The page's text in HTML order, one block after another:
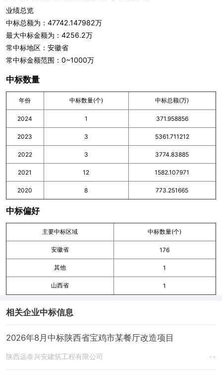
业绩总览
中标总额为：47742.147982万
最大中标金额为：4256.2万
常中标地区：安徽省
常中标金额范围：0~1000万
中标数量
年份 中标数量(个) 中标总额(万)
2024 1 371.958856
2023 3 5361.711212
2022 3 3774.83885
2021 12 1582.107971
2020 8 773.251665
中标偏好
主要中标区域 中标数量(个)
安徽省 176
其他 1
山西省 1
相关企业中标信息
2026年8月中标陕西省宝鸡市某餐厅改造项目
陕西远泰兴安建筑工程有限公司 --